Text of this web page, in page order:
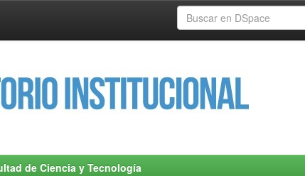
de Ciencia y Tecnología